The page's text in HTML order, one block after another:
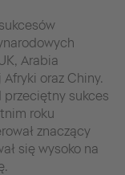
Arabia
oraz Chiny.
przeciętny sukces
roku
znaczący
się wysoko na